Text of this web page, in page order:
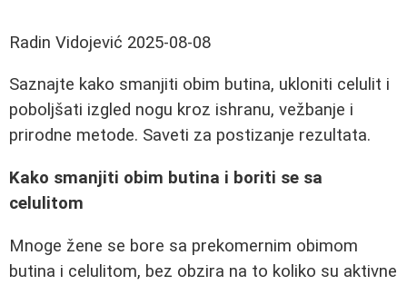
Radin Vidojević 2025-08-08
Saznajte kako smanjiti obim butina, ukloniti celulit i
poboljšati izgled nogu kroz ishranu, vežbanje i
prirodne metode. Saveti za postizanje rezultata.
Kako smanjiti obim butina i boriti se sa
celulitom
Mnoge žene se bore sa prekomernim obimom
butina i celulitom, bez obzira na to koliko su aktivne